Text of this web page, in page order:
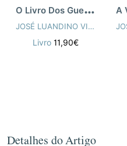
O
Livro Dos Guerrilheiros
JOSÉ LUANDINO VIEIRA
Livro 11,90€
Detalhes do Artigo